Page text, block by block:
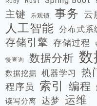
主键 乐观锁 事务 云
人工智能 分布式系
存储引擎 存储过程
慢查询 数据分析 数
数据挖掘 机器学习 热
程序员 索引 编程
读写分离 达梦 运维